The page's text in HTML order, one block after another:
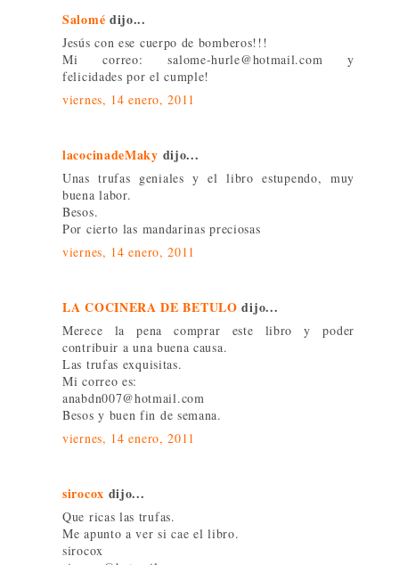
Salomé dijo...
Jesús con ese cuerpo de bomberos!!!
Mi correo: salome-hurle@hotmail.com y
felicidades por el cumple!
viernes, 14 enero, 2011
lacocinadeMaky dijo...
Unas trufas geniales y el libro estupendo, muy
buena labor.
Besos.
Por cierto las mandarinas preciosas
viernes, 14 enero, 2011
LA COCINERA DE BETULO dijo...
Merece la pena comprar este libro y poder
contribuir a una buena causa.
Las trufas exquisitas.
Mi correo es:
anabdn007@hotmail.com
Besos y buen fin de semana.
viernes, 14 enero, 2011
sirocox dijo...
Que ricas las trufas.
Me apunto a ver si cae el libro.
sirocox